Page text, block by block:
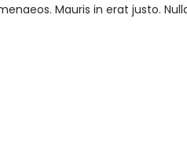
Mauris in erat justo.